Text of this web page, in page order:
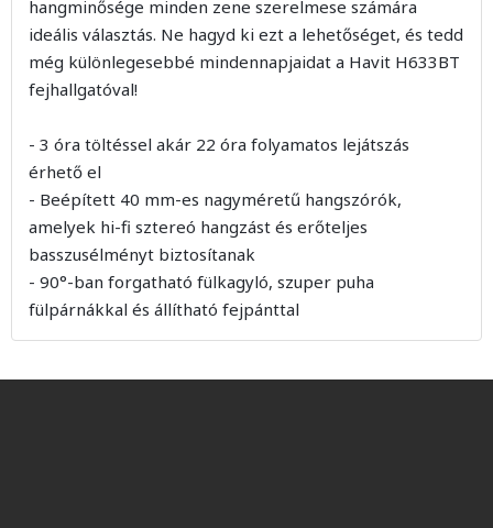
hangminősége minden zene szerelmese számára
ideális választás. Ne hagyd ki ezt a lehetőséget, és tedd
még különlegesebbé mindennapjaidat a Havit H633BT
fejhallgatóval!
- 3 óra töltéssel akár 22 óra folyamatos lejátszás
érhető el
- Beépített 40 mm-es nagyméretű hangszórók,
amelyek hi-fi sztereó hangzást és erőteljes
basszusélményt biztosítanak
- 90°-ban forgatható fülkagyló, szuper puha
fülpárnákkal és állítható fejpánttal